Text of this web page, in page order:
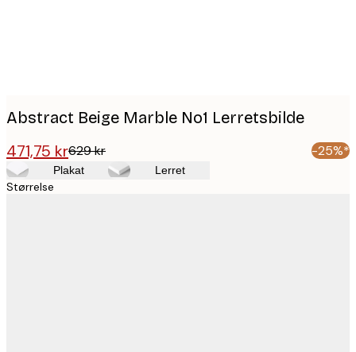
Abstract Beige Marble No1 Lerretsbilde
471,75 kr629 kr -25%*
Plakat Lerret
Størrelse